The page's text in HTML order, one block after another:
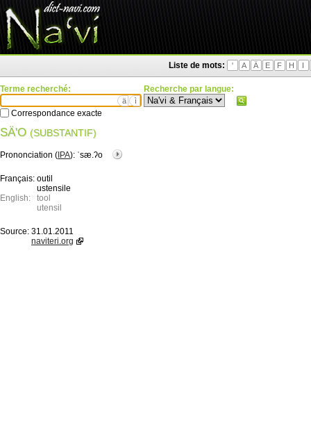
Liste de mots: ' A Ä E F H I
Terme recherché:
ä ì
Correspondance exacte
Recherche par langue:
SÄ'O (SUBSTANTIF)
Prononciation ( IPA): ˈsæ.ʔo
Français: outil
ustensile
English:
tool
utensil
Source: 31.01.2011
naviteri.org